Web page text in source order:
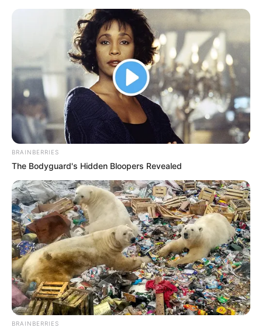
Serem! 9 Chat Ojek Online &
Pelanggan Ini Bikin Auto
Merinding
Bikin Ngakak, 10 Potret
Cosplay Murah Pakai Bahan
Seadanya
BRAINBERRIES
The Bodyguard's Hidden Bloopers Revealed
BRAINBERRIES